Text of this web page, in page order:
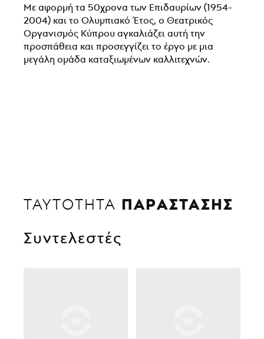
Με αφορμή τα 50χρονα των Επιδαυρίων (1954-
2004) και το Ολυμπιακό Έτος, ο Θεατρικός
Οργανισμός Κύπρου αγκαλιάζει αυτή την
προσπάθεια και προσεγγίζει το έργο με μια
μεγάλη ομάδα καταξιωμένων καλλιτεχνών.
ΤΑΥΤΟΤΗΤΑ ΠΑΡΑΣΤΑΣΗΣ
Συντελεστές